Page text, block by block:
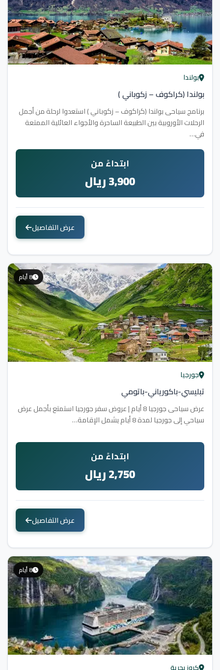
بولندا
بولندا (كراكوف – زكوباني )
برنامج سياحى بولندا (كراكوف – زكوباني ) استعدوا لرحلة من أجمل
الرحلات الأوروبية بين الطبيعة الساحرة والأجواء العائلية الممتعة
في…
ابتداءً من
3,900 ريال
عرض التفاصيل
8 أيام
جورجيا
تبليسي-باكورياني-باتومي
عرض سياحى جورجيا 8 أيام | عروض سفر جورجيا استمتع بأجمل عرض
سياحي إلى جورجيا لمدة 8 أيام يشمل الإقامة…
ابتداءً من
2,750 ريال
عرض التفاصيل
8 أيام